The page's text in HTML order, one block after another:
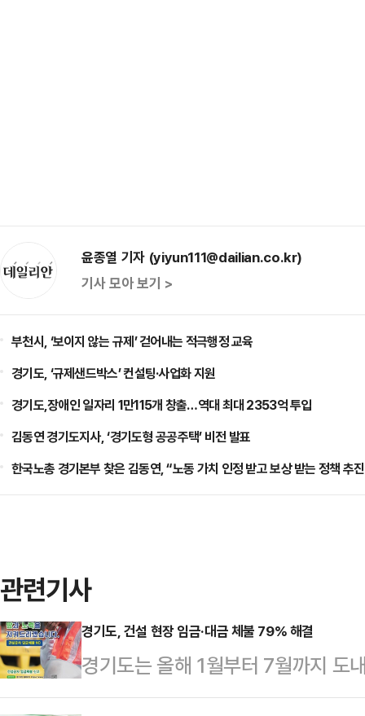
윤종열 기자 (yiyun111@dailian.co.kr)
기사 모아 보기 >
부천시, ‘보이지 않는 규제’ 걷어내는 적극행정 교육
경기도, ‘규제샌드박스’ 컨설팅·사업화 지원
경기도,장애인 일자리 1만115개 창출…역대 최대 2353억 투입
김동연 경기도지사, ‘경기도형 공공주택’ 비전 발표
한국노총 경기본부 찾은 김동연, “노동 가치 인정 받고 보상 받는 정책 추
관련기사
경기도, 건설 현장 임금·대금 체불 79% 해결
경기도는 올해 1월부터 7월까지 도
접수 총 77건(총 18억6100만원)